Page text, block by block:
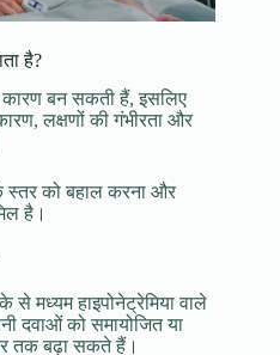
है?
कारण बन सकती हैं, इसलिए
लक्षणों की गंभीरता और
स्तर को बहाल करना और
है।
से मध्यम हाइपोनेट्रेमिया वाले
दवाओं को समायोजित या
तक बढ़ा सकते हैं।